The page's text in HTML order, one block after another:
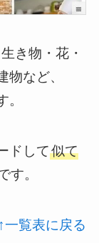
き物・花・
など、
。
ドして似て
す。
↑一覧表に戻る